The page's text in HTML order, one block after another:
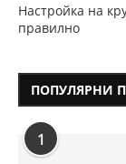
Настройка на
правилно
ПОПУЛЯРНИ
1